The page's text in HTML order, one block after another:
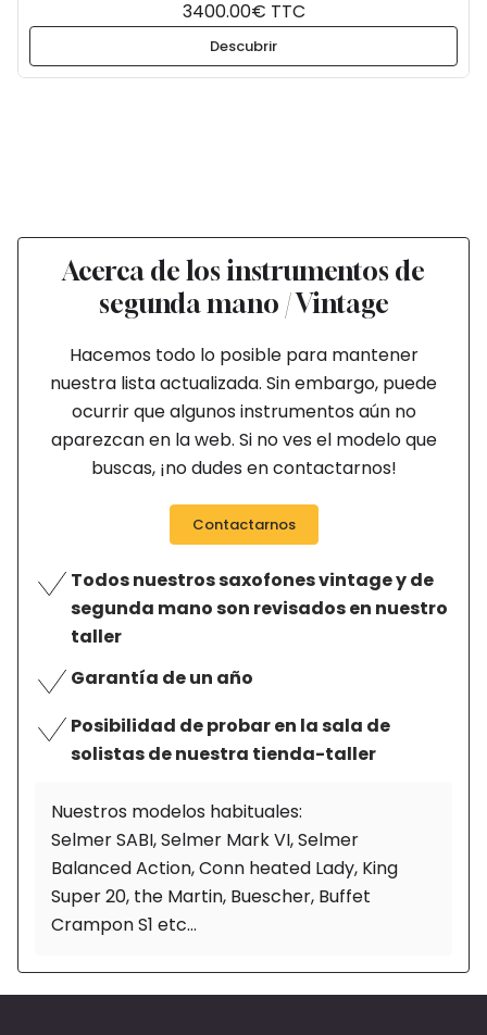
3400.00€ TTC
Descubrir
Acerca de los instrumentos de
segunda mano / Vintage
Hacemos todo lo posible para mantener
nuestra lista actualizada. Sin embargo, puede
ocurrir que algunos instrumentos aún no
aparezcan en la web. Si no ves el modelo que
buscas, ¡no dudes en contactarnos!
Contactarnos
Todos nuestros saxofones vintage y de
segunda mano son revisados en nuestro
taller
Garantía de un año
Posibilidad de probar en la sala de
solistas de nuestra tienda-taller
Nuestros modelos habituales:
Selmer SABI, Selmer Mark VI, Selmer
Balanced Action, Conn heated Lady, King
Super 20, the Martin, Buescher, Buffet
Crampon S1 etc...